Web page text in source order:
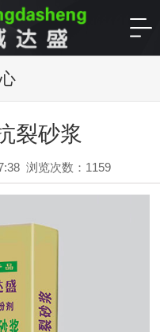
裂砂浆
浏览次数： 1159